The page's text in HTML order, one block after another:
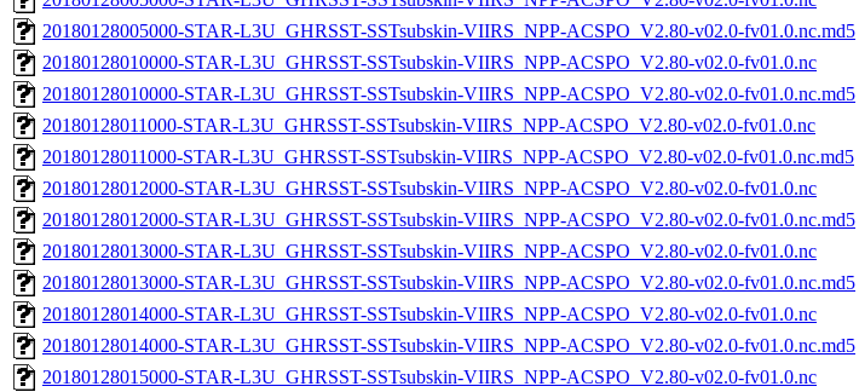
20180128005000-STAR-L3U_GHRSST-SSTsubskin-VIIRS_NPP-ACSPO_V2.80-v02.0-fv01.0.nc.md5
20180128010000-STAR-L3U_GHRSST-SSTsubskin-VIIRS_NPP-ACSPO_V2.80-v02.0-fv01.0.nc
20180128010000-STAR-L3U_GHRSST-SSTsubskin-VIIRS_NPP-ACSPO_V2.80-v02.0-fv01.0.nc.md5
20180128011000-STAR-L3U_GHRSST-SSTsubskin-VIIRS_NPP-ACSPO_V2.80-v02.0-fv01.0.nc
20180128011000-STAR-L3U_GHRSST-SSTsubskin-VIIRS_NPP-ACSPO_V2.80-v02.0-fv01.0.nc.md5
20180128012000-STAR-L3U_GHRSST-SSTsubskin-VIIRS_NPP-ACSPO_V2.80-v02.0-fv01.0.nc
20180128012000-STAR-L3U_GHRSST-SSTsubskin-VIIRS_NPP-ACSPO_V2.80-v02.0-fv01.0.nc.md5
20180128013000-STAR-L3U_GHRSST-SSTsubskin-VIIRS_NPP-ACSPO_V2.80-v02.0-fv01.0.nc
20180128013000-STAR-L3U_GHRSST-SSTsubskin-VIIRS_NPP-ACSPO_V2.80-v02.0-fv01.0.nc.md5
20180128014000-STAR-L3U_GHRSST-SSTsubskin-VIIRS_NPP-ACSPO_V2.80-v02.0-fv01.0.nc
20180128014000-STAR-L3U_GHRSST-SSTsubskin-VIIRS_NPP-ACSPO_V2.80-v02.0-fv01.0.nc.md5
20180128015000-STAR-L3U_GHRSST-SSTsubskin-VIIRS_NPP-ACSPO_V2.80-v02.0-fv01.0.nc